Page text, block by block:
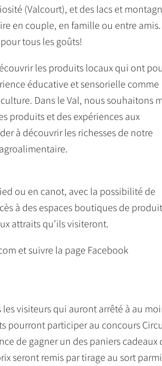
(Valcourt), et des lacs et
en couple, en famille ou entre amis.
tous les goûts!
les produits locaux qui ont
éducative et sensorielle comme
Dans le Val, nous souhaitons
produits et des expériences aux
à découvrir les richesses de notre
ou en canot, avec la possibilité de
à des espaces boutiques de
attraits qu’ils visiteront.
et suivre la page Facebook
visiteurs qui auront arrêté à au
pourront participer au concours
de gagner un des paniers cadeaux
seront remis par tirage au sort